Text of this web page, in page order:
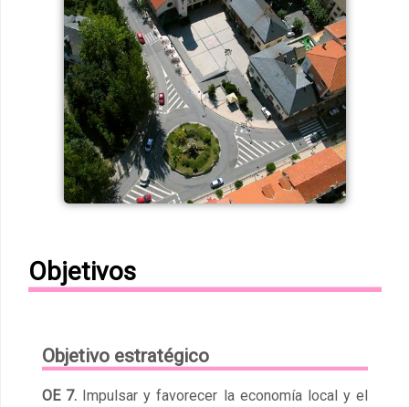
Objetivos
Objetivo estratégico
OE 7. Impulsar y favorecer la economía local y el